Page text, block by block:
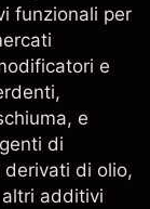
funzionali per
e
e
di
di olio,
additivi